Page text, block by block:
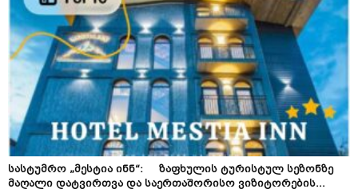
სასტუმრო „მესტია ინნ“: ზაფხულის ტურისტულ სეზონზე
მაღალი დატვირთვა და საერთაშორისო ვიზიტორების...